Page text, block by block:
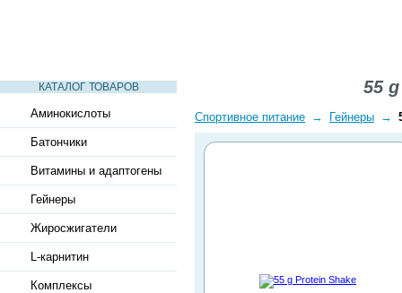
КАТАЛОГ ТОВАРОВ
Аминокислоты
Батончики
Витамины и адаптогены
Гейнеры
Жиросжигатели
L-карнитин
Комплексы
55
Спортивное питание → Гейнеры →